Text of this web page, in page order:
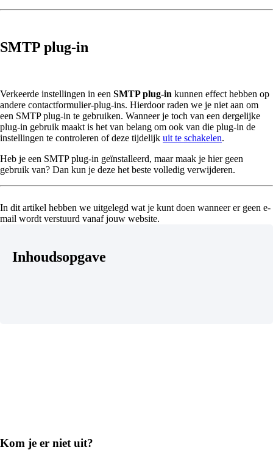
SMTP plug-in
Verkeerde instellingen in een SMTP plug-in kunnen effect hebben op
andere contactformulier-plug-ins. Hierdoor raden we je niet aan om
een SMTP plug-in te gebruiken. Wanneer je toch van een dergelijke
plug-in gebruik maakt is het van belang om ook van die plug-in de
instellingen te controleren of deze tijdelijk uit te schakelen.
Heb je een SMTP plug-in geïnstalleerd, maar maak je hier geen
gebruik van? Dan kun je deze het beste volledig verwijderen.
In dit artikel hebben we uitgelegd wat je kunt doen wanneer er geen e-
mail wordt verstuurd vanaf jouw website.
Inhoudsopgave
Kom je er niet uit?